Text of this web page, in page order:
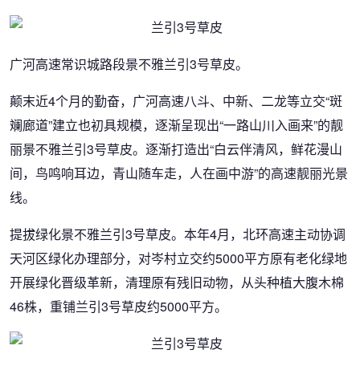
广河高速常识城路段景不雅兰引3号草皮。
颠末近4个月的勤奋，广河高速八斗、中新、二龙等立交“斑
斓廊道”建立也初具规模，逐渐呈现出“一路山川入画来”的靓
丽景不雅兰引3号草皮。逐渐打造出“白云伴清风，鲜花漫山
间，鸟鸣响耳边，青山随车走，人在画中游”的高速靓丽光景
线。
提拔绿化景不雅兰引3号草皮。本年4月，北环高速主动协调
天河区绿化办理部分，对岑村立交约5000平方原有老化绿地
开展绿化晋级革新，清理原有残旧动物，从头种植大腹木棉
46株，重铺兰引3号草皮约5000平方。